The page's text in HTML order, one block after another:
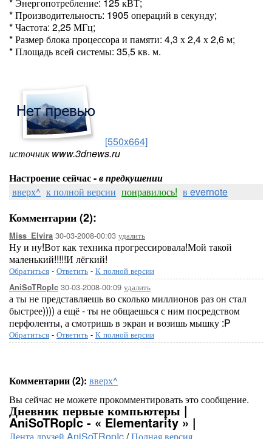
* Производительность: 1905 операций в секунду;
* Частота: 2,25 МГц;
* Размер блока процессора и памяти: 4,3 х 2,4 х 2,6 м;
* Площадь всей системы: 35,5 кв. м.
[550x664]
источник www.3dnews.ru
Настроение сейчас -в предкушении
вверх^ к полной версии понравилось! в evernote
Комментарии (2):
Miss_Elvira 30-03-2008-00:03 удалить
Ну и ну!Вот как техника прогрессировала!Мой такой
маленький!!!!!И лёгкий!
Обратиться - Ответить - К полной версии
AniSoTRopIc 30-03-2008-00:09 удалить
а ты не представляешь во сколько миллионов раз он стал
быстрее)))) а ещё - ты не общаешься с ним посредством
перфоленты, а смотришь в экран и возишь мышку :P
Обратиться - Ответить - К полной версии
Комментарии (2): вверх^
Вы сейчас не можете прокомментировать это сообщение.
Дневник первые компьютеры |
AniSoTRopIc - « Elementarity » |